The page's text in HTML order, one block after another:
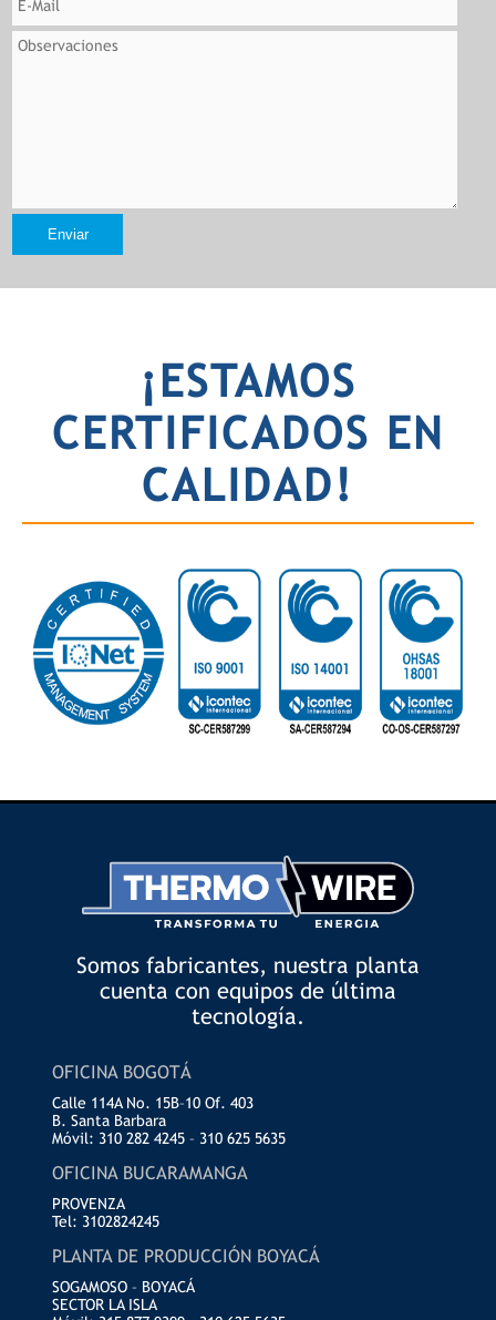
Enviar
¡ESTAMOS
CERTIFICADOS EN
CALIDAD!
Somos fabricantes, nuestra planta
cuenta con equipos de última
tecnología.
OFICINA BOGOTÁ
Calle 114A No. 15B–10 Of. 403
B. Santa Barbara
Móvil: 310 282 4245 – 310 625 5635
OFICINA BUCARAMANGA
PROVENZA
Tel: 3102824245
PLANTA DE PRODUCCIÓN BOYACÁ
SOGAMOSO – BOYACÁ
SECTOR LA ISLA